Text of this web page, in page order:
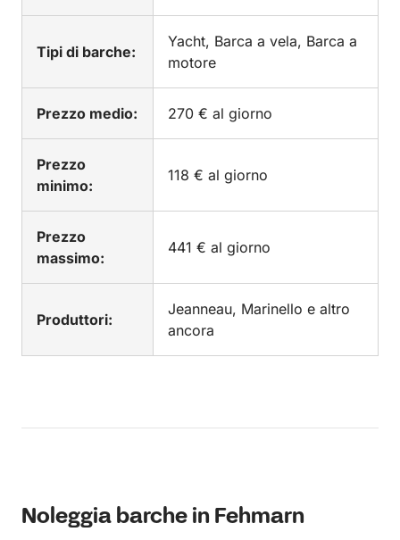
Tipi di barche:
Yacht, Barca a vela, Barca a
motore
Prezzo medio: 270 € al giorno
Prezzo
minimo:
118 € al giorno
Prezzo
massimo:
441 € al giorno
Produttori:
Jeanneau, Marinello e altro
ancora
Noleggia barche in Fehmarn